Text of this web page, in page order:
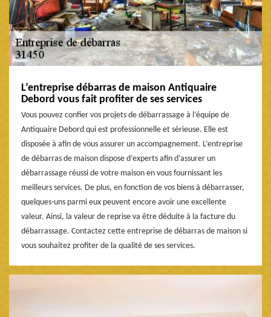
L’entreprise débarras de maison Antiquaire
Debord vous fait profiter de ses services
Vous pouvez confier vos projets de débarrassage à l’équipe de
Antiquaire Debord qui est professionnelle et sérieuse. Elle est
disposée à afin de vous assurer un accompagnement. L’entreprise
de débarras de maison dispose d’experts afin d’assurer un
débarrassage réussi de votre maison en vous fournissant les
meilleurs services. De plus, en fonction de vos biens à débarrasser,
quelques-uns parmi eux peuvent encore avoir une excellente
valeur. Ainsi, la valeur de reprise va être déduite à la facture du
débarrassage. Contactez cette entreprise de débarras de maison si
vous souhaitez profiter de la qualité de ses services.